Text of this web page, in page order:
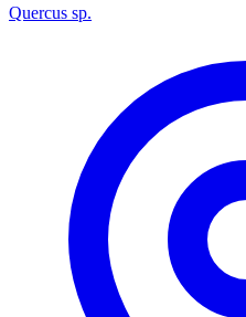
Quercus sp.